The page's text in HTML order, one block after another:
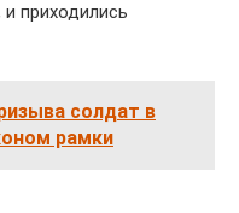
приходились
солдат в
рамки